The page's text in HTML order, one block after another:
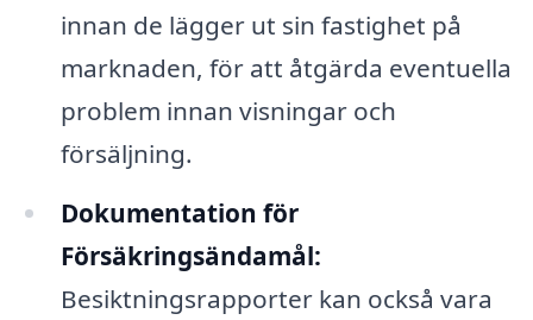
innan de lägger ut sin fastighet på
marknaden, för att åtgärda eventuella
problem innan visningar och
försäljning.
Dokumentation för
Försäkringsändamål:
Besiktningsrapporter kan också vara